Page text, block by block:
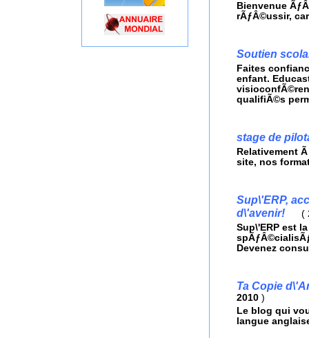
Bienvenue
rÃƒÂ©ussir,
Soutien
Faites
enfant.
qualifiÃ©s
stage de
Relativement
site, nos
Sup\'ERP,
d\'avenir!(
Sup\'ERP est
Devenez
Ta Copie
2010)
Le blog qui
langue